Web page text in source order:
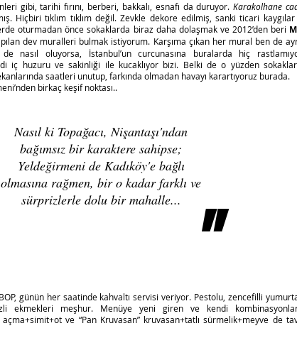
gibi, tarihi fırını, berberi, bakkalı, esnafı da duruyor.Karakolhane
Hiçbiri tıklım tıklım değil. Zevkle dekore edilmiş, sanki ticari
oturmadan önce sokaklarda biraz daha dolaşmak ve 2012’den beri
dev muralleri bulmak istiyorum. Karşıma çıkan her mural ben de
nasıl oluyorsa, İstanbul’un curcunasına buralarda hiç
iç huzuru ve sakinliği ile kucaklıyor bizi. Belki de o yüzden
saatleri unutup, farkında olmadan havayı karartıyoruz burada.
birkaç keşif noktası..
Nasıl ki Topağacı, Nişantaşı'ndan
bağımsız bir karaktere sahipse;
Yeldeğirmeni de Kadıköy'e bağlı
olmasına rağmen, bir o kadar farklı ve
sürprizlerle dolu bir mahalle...
"
günün her saatinde kahvaltı servisi veriyor. Pestolu, zencefilli
ekmekleri meşhur. Menüye yeni giren ve kendi
ve “Pan Kruvasan” kruvasan+tatlı sürmelik+meyve de